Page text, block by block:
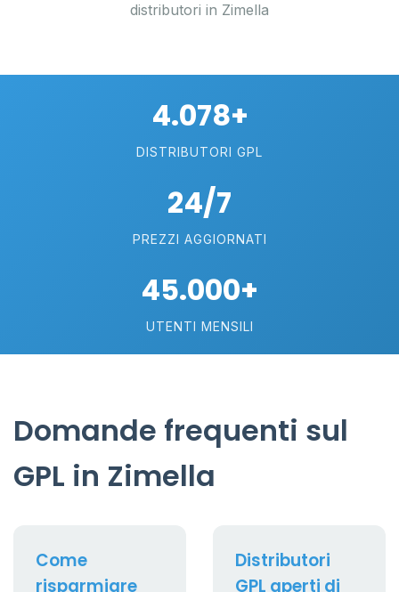
distributori in Zimella
4.078+
DISTRIBUTORI GPL
24/7
PREZZI AGGIORNATI
45.000+
UTENTI MENSILI
Domande frequenti sul
GPL in Zimella
Come
risparmiare
Distributori
GPL aperti di